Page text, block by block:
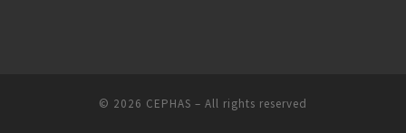
© 2026 CEPHAS – All rights reserved